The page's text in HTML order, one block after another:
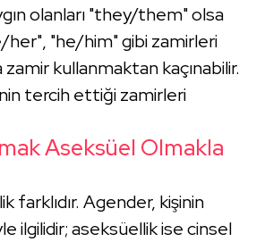
olanları "they/them" olsa
her", "he/him" gibi zamirleri
kullanmaktan kaçınabilir.
tercih ettiği zamirleri
Aseksüel Olmakla
farklıdır. Agender, kişinin
ilgilidir; aseksüellik ise cinsel